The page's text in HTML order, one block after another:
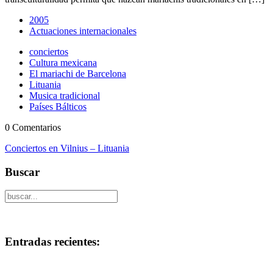
2005
Actuaciones internacionales
conciertos
Cultura mexicana
El mariachi de Barcelona
Lituania
Musica tradicional
Países Bálticos
0 Comentarios
Conciertos en Vilnius – Lituania
Buscar
Entradas recientes: